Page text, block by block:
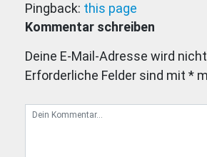
Pingback: this page
Kommentar schreiben
Deine E-Mail-Adresse wird
Erforderliche Felder sind mit *